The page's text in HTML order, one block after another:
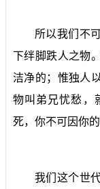
所以我们不
下绊脚跌人之物
洁净的；惟独人
物叫弟兄忧愁，
死，你不可因你
我们这个世